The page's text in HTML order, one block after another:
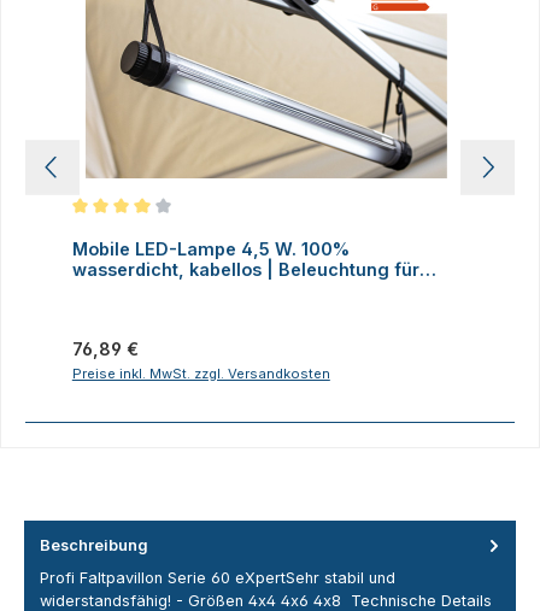
Mobile LED-Lampe 4,5 W. 100%
wasserdicht, kabellos | Beleuchtung für
Regulärer Preis:
76,89 €
Preise inkl. MwSt. zzgl. Versandkosten
Beschreibung
Profi Faltpavillon Serie 60 eXpertSehr stabil und
widerstandsfähig! - Größen 4x4 4x6 4x8 Technische Details